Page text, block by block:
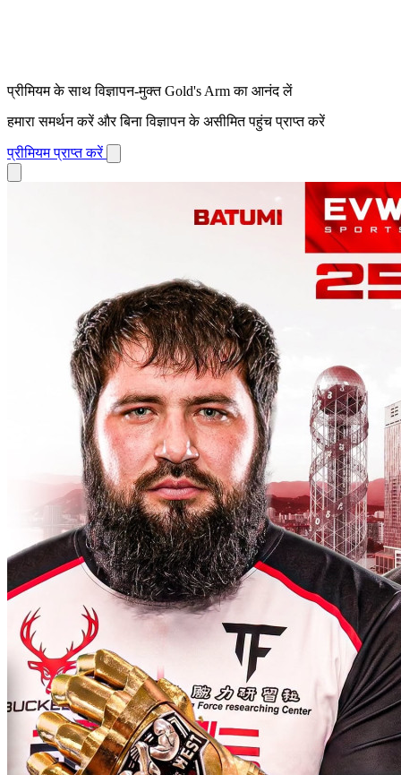
प्रीमियम के साथ विज्ञापन-मुक्त Gold's Arm का आनंद लें
हमारा समर्थन करें और बिना विज्ञापन के असीमित पहुंच प्राप्त करें
प्रीमियम प्राप्त करें